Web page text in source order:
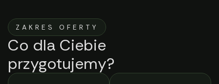
ZAKRES OFERTY
Co dla Ciebie
przygotujemy?